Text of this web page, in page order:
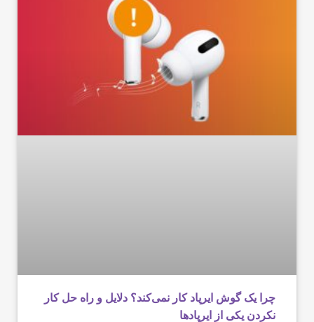
چرا یک گوش ایرپاد کار نمی‌کند؟ دلایل و راه حل کار‌
نکردن یکی از ایرپادها